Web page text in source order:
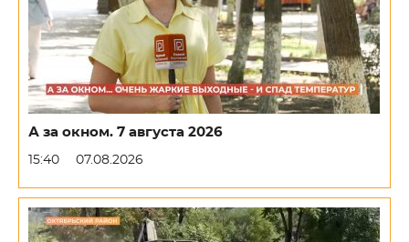
А за окном. 7 августа 2026
15:40 07.08.2026